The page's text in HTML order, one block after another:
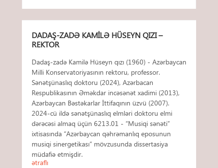
DADAŞ-ZADƏ KAMILƏ HÜSEYN QIZI –
REKTOR
Dadaş-zadə Kamilə Hüseyn qızı (1960) - Azərbaycan
Milli Konservatoriyasının rektoru, professor.
Sənətşünaslıq doktoru (2024), Azərbacan
Respublikasının Əməkdar incəsənət xadimi (2013),
Azərbaycan Bəstəkarlar İttifaqının üzvü (2007).
2024-cü ildə sənətşünaslıq elmləri doktoru elmi
dərəcəsi almaq üçün 6213.01 - “Musiqi sənəti”
ixtisasında “Azərbaycan qəhrəmanlıq eposunun
musiqi sinergetikası” mövzusunda dissertasiya
müdafiə etmişdir.
ətraflı